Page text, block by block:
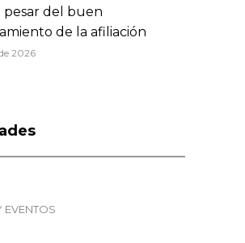
pesar del buen
de la afiliación
2026
EVENTOS